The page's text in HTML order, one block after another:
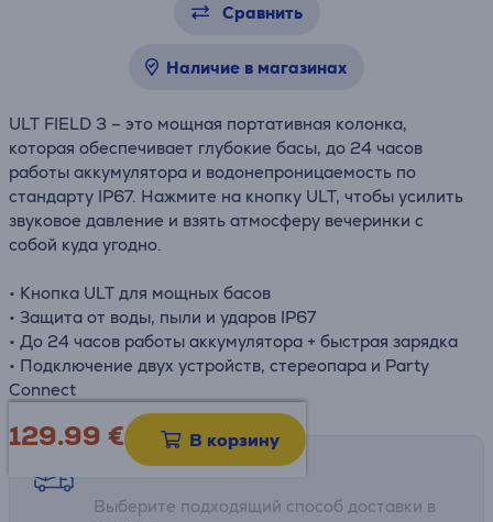
Сравнить
Наличие в магазинах
ULT FIELD 3 – это мощная портативная колонка,
которая обеспечивает глубокие басы, до 24 часов
работы аккумулятора и водонепроницаемость по
стандарту IP67. Нажмите на кнопку ULT, чтобы усилить
звуковое давление и взять атмосферу вечеринки с
собой куда угодно.
• Кнопка ULT для мощных басов
• Защита от воды, пыли и ударов IP67
• До 24 часов работы аккумулятора + быстрая зарядка
• Подключение двух устройств, стереопара и Party
Connect
129.99 € В корзину
Возможности доставки
Выберите подходящий способ доставки в